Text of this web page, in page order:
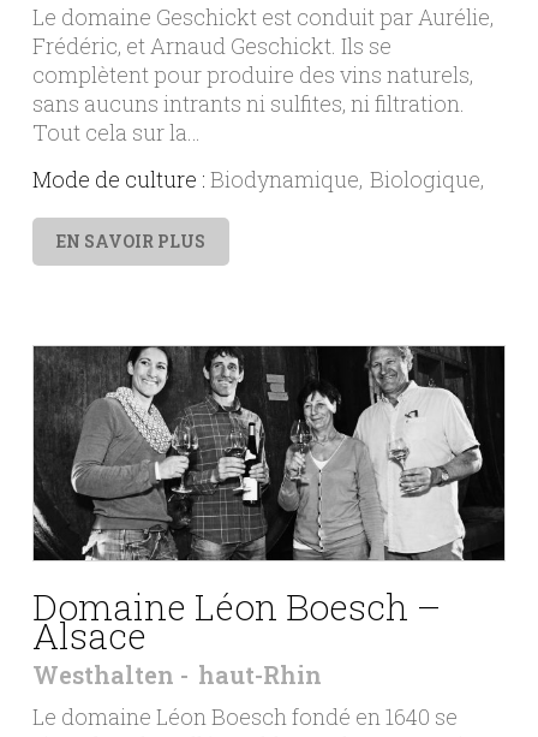
Le domaine Geschickt est conduit par Aurélie,
Frédéric, et Arnaud Geschickt. Ils se
complètent pour produire des vins naturels,
sans aucuns intrants ni sulfites, ni filtration.
Tout cela sur la…
Mode de culture : Biodynamique Biologique
EN SAVOIR PLUS
Domaine Léon Boesch –
Alsace
Westhalten haut-Rhin
Le domaine Léon Boesch fondé en 1640 se